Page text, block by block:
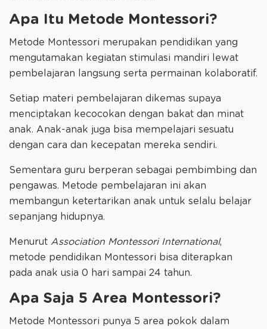
Apa Itu Metode Montessori?
Metode Montessori merupakan pendidikan yang
mengutamakan kegiatan stimulasi mandiri lewat
pembelajaran langsung serta permainan kolaboratif.
Setiap materi pembelajaran dikemas supaya
menciptakan kecocokan dengan bakat dan minat
anak. Anak-anak juga bisa mempelajari sesuatu
dengan cara dan kecepatan mereka sendiri.
Sementara guru berperan sebagai pembimbing dan
pengawas. Metode pembelajaran ini akan
membangun ketertarikan anak untuk selalu belajar
sepanjang hidupnya.
Menurut Association Montessori International,
metode pendidikan Montessori bisa diterapkan
pada anak usia 0 hari sampai 24 tahun.
Apa Saja 5 Area Montessori?
Metode Montessori punya 5 area pokok dalam